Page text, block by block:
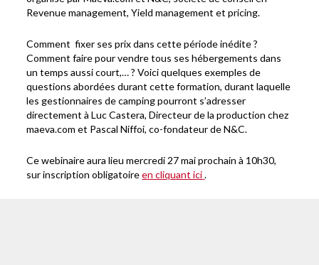
Revenue management, Yield management et pricing.
Comment fixer ses prix dans cette période inédite ?
Comment faire pour vendre tous ses hébergements dans
un temps aussi court,… ? Voici quelques exemples de
questions abordées durant cette formation, durant laquelle
les gestionnaires de camping pourront s’adresser
directement à Luc Castera, Directeur de la production chez
maeva.com et Pascal Niffoi, co-fondateur de N&C.
Ce webinaire aura lieu mercredi 27 mai prochain à 10h30,
sur inscription obligatoireen cliquant ici.